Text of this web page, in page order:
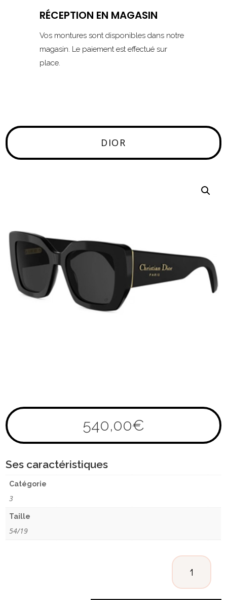
RÉCEPTION EN MAGASIN
Vos montures sont disponibles dans notre
magasin. Le paiement est effectué sur
place.
DIOR
540,00€
Ses caractéristiques
Catégorie
3
Taille
54/19
QUANTITÉ
DIOR